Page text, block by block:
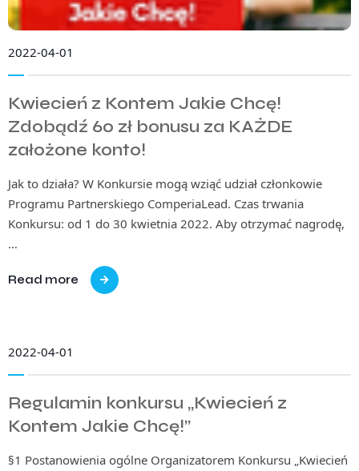
2022-04-01
Kwiecień z Kontem Jakie Chcę!
Zdobądź 60 zł bonusu za KAŻDE
założone konto!
Jak to działa? W Konkursie mogą wziąć udział członkowie
Programu Partnerskiego ComperiaLead. Czas trwania
Konkursu: od 1 do 30 kwietnia 2022. Aby otrzymać nagrodę,
…
Read more
2022-04-01
Regulamin konkursu „Kwiecień z
Kontem Jakie Chcę!”
§1 Postanowienia ogólne Organizatorem Konkursu „Kwiecień